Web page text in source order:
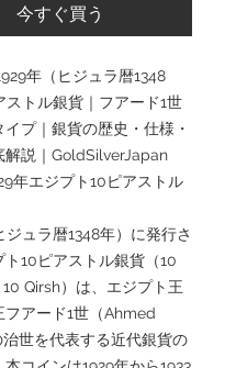
今すぐ買う
年（ヒジュラ暦1348
ストル銀貨｜フアード1世
プ｜銀貨の歴史・仕様・
解説｜GoldSilverJapan
年エジプト10ピアストル
ジュラ暦1348年）に発行さ
ト10ピアストル銀貨（10
Qirsh）は、エジプト王
フアード1世（Ahmed
世を代表する近代銀貨の